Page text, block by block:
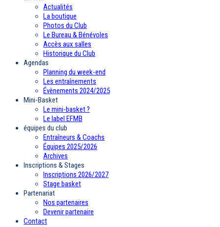
Actualités
La boutique
Photos du Club
Le Bureau & Bénévoles
Accès aux salles
Historique du Club
Agendas
Planning du week-end
Les entraînements
Évènements 2024/2025
Mini-Basket
Le mini-basket ?
Le label EFMB
équipes du club
Entraîneurs & Coachs
Équipes 2025/2026
Archives
Inscriptions & Stages
Inscriptions 2026/2027
Stage basket
Partenariat
Nos partenaires
Devenir partenaire
Contact